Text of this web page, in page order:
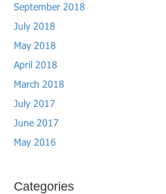
September 2018
July 2018
May 2018
April 2018
March 2018
July 2017
June 2017
May 2016
Categories